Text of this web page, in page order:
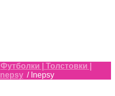
Футболки | Толстовки |
Inepsy / Inepsy